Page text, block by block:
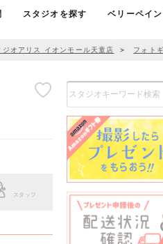
スタジオを探す ベリーペイン
ジオアリス イオンモール天童店 ＞ フォト
スタッフ